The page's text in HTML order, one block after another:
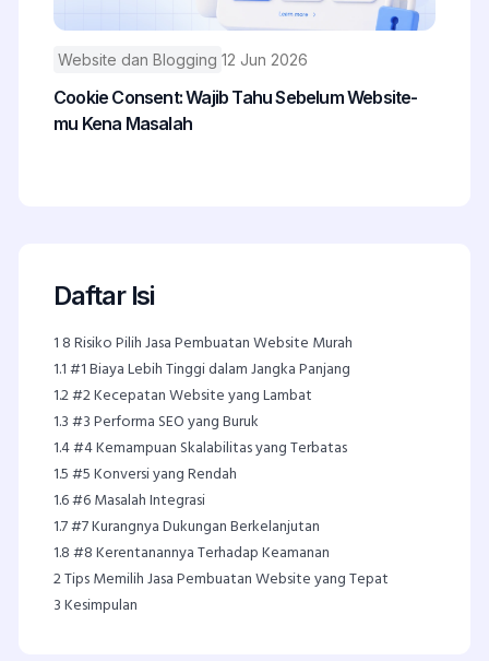
Website dan Blogging 12 Jun 2026
Cookie Consent: Wajib Tahu Sebelum Website-
mu Kena Masalah
Daftar Isi
1 8 Risiko Pilih Jasa Pembuatan Website Murah
1.1#1 Biaya Lebih Tinggi dalam Jangka Panjang
1.2#2 Kecepatan Website yang Lambat
1.3#3 Performa SEO yang Buruk
1.4#4 Kemampuan Skalabilitas yang Terbatas
1.5#5 Konversi yang Rendah
1.6#6 Masalah Integrasi
1.7#7 Kurangnya Dukungan Berkelanjutan
1.8#8 Kerentanannya Terhadap Keamanan
2Tips Memilih Jasa Pembuatan Website yang Tepat
3Kesimpulan